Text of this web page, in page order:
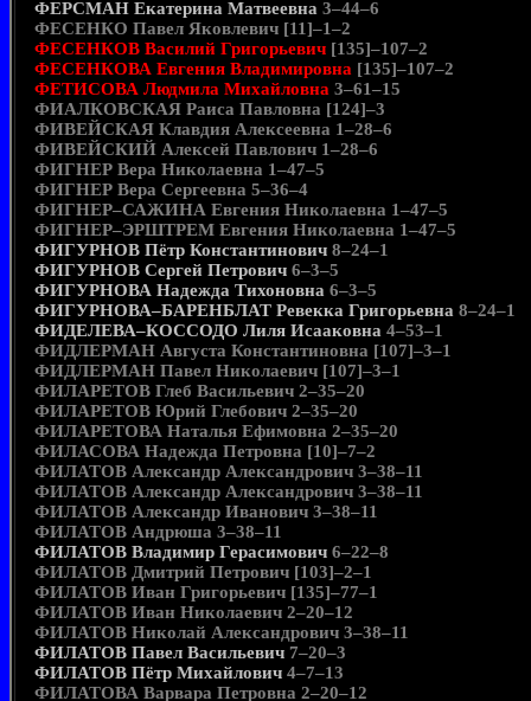
ФЕРСМАН Екатерина Матвеевна 3–44–6
ФЕСЕНКО Павел Яковлевич [11]–1–2
ФЕСЕНКОВ Василий Григорьевич [135]–107–2
ФЕСЕНКОВА Евгения Владимировна [135]–107–2
ФЕТИСОВА Людмила Михайловна 3–61–15
ФИАЛКОВСКАЯ Раиса Павловна [124]–3
ФИВЕЙСКАЯ Клавдия Алексеевна 1–28–6
ФИВЕЙСКИЙ Алексей Павлович 1–28–6
ФИГНЕР Вера Николаевна 1–47–5
ФИГНЕР Вера Сергеевна 5–36–4
ФИГНЕР–САЖИНА Евгения Николаевна 1–47–5
ФИГНЕР–ЭРШТРЕМ Евгения Николаевна 1–47–5
ФИГУРНОВ Пётр Константинович 8–24–1
ФИГУРНОВ Сергей Петрович 6–3–5
ФИГУРНОВА Надежда Тихоновна 6–3–5
ФИГУРНОВА–БАРЕНБЛАТ Ревекка Григорьевна 8–24–1
ФИДЕЛЕВА–КОССОДО Лиля Исааковна 4–53–1
ФИДЛЕРМАН Августа Константиновна [107]–3–1
ФИДЛЕРМАН Павел Николаевич [107]–3–1
ФИЛАРЕТОВ Глеб Васильевич 2–35–20
ФИЛАРЕТОВ Юрий Глебович 2–35–20
ФИЛАРЕТОВА Наталья Ефимовна 2–35–20
ФИЛАСОВА Надежда Петровна [10]–7–2
ФИЛАТОВ Александр Александрович 3–38–11
ФИЛАТОВ Александр Александрович 3–38–11
ФИЛАТОВ Александр Иванович 3–38–11
ФИЛАТОВ Андрюша 3–38–11
ФИЛАТОВ Владимир Герасимович 6–22–8
ФИЛАТОВ Дмитрий Петрович [103]–2–1
ФИЛАТОВ Иван Григорьевич [135]–77–1
ФИЛАТОВ Иван Николаевич 2–20–12
ФИЛАТОВ Николай Александрович 3–38–11
ФИЛАТОВ Павел Васильевич 7–20–3
ФИЛАТОВ Пётр Михайлович 4–7–13
ФИЛАТОВА Варвара Петровна 2–20–12